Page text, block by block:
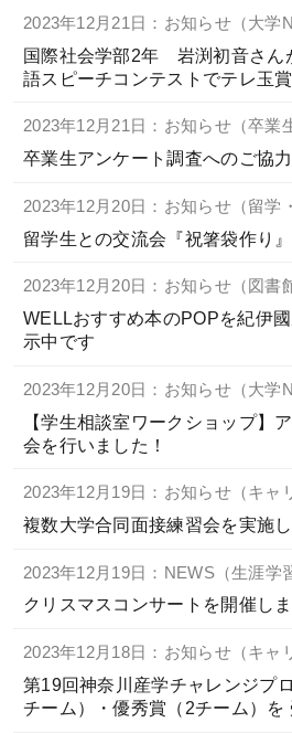
2023年12月21日：お知らせ（大学
国際社会学部2年 岩渕初音さん
語スピーチコンテストでテレ玉
2023年12月21日：お知らせ（卒業
卒業生アンケート調査へのご協
2023年12月20日：お知らせ（留学
留学生との交流会『祝箸袋作り
2023年12月20日：お知らせ（図書
WELLおすすめ本のPOPを紀伊
示中です
2023年12月20日：お知らせ（大学
【学生相談室ワークショップ】
会を行いました！
2023年12月19日：お知らせ（キャ
複数大学合同面接練習会を実施し
2023年12月19日：NEWS（生涯学
クリスマスコンサートを開催し
2023年12月18日：お知らせ（キャ
第19回神奈川産学チャレンジプ
チーム）・優秀賞（2チーム）を